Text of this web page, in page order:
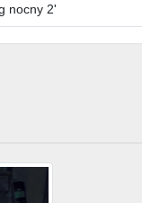
nocny 2'